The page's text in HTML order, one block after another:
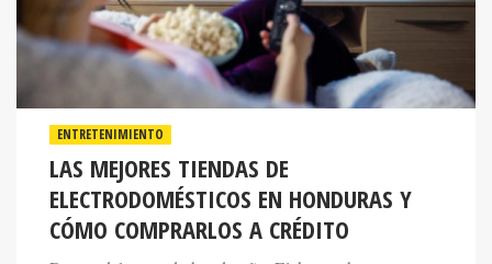
ENTRETENIMIENTO
LAS MEJORES TIENDAS DE
ELECTRODOMÉSTICOS EN HONDURAS Y
CÓMO COMPRARLOS A CRÉDITO